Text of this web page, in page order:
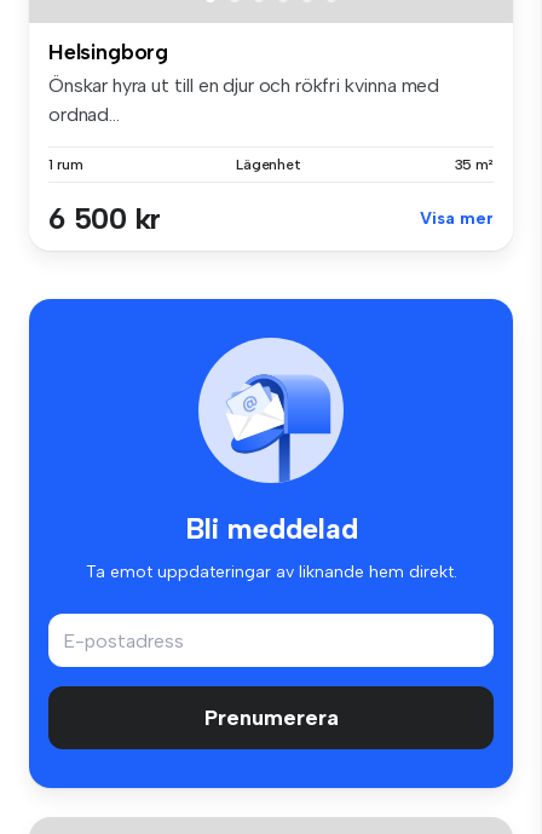
Helsingborg
Önskar hyra ut till en djur och rökfri kvinna med
ordnad...
1 rum Lägenhet 35 m²
6 500 kr Visa mer
Bli meddelad
Ta emot uppdateringar av liknande hem direkt.
Prenumerera